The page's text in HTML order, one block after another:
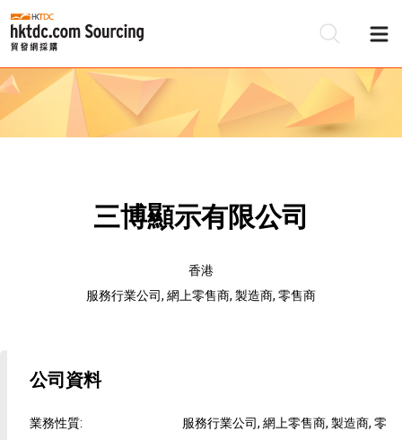
三博顯示有限公司
香港
服務行業公司, 網上零售商, 製造商, 零售商
公司資料
業務性質:
服務行業公司, 網上零售商, 製造商, 零